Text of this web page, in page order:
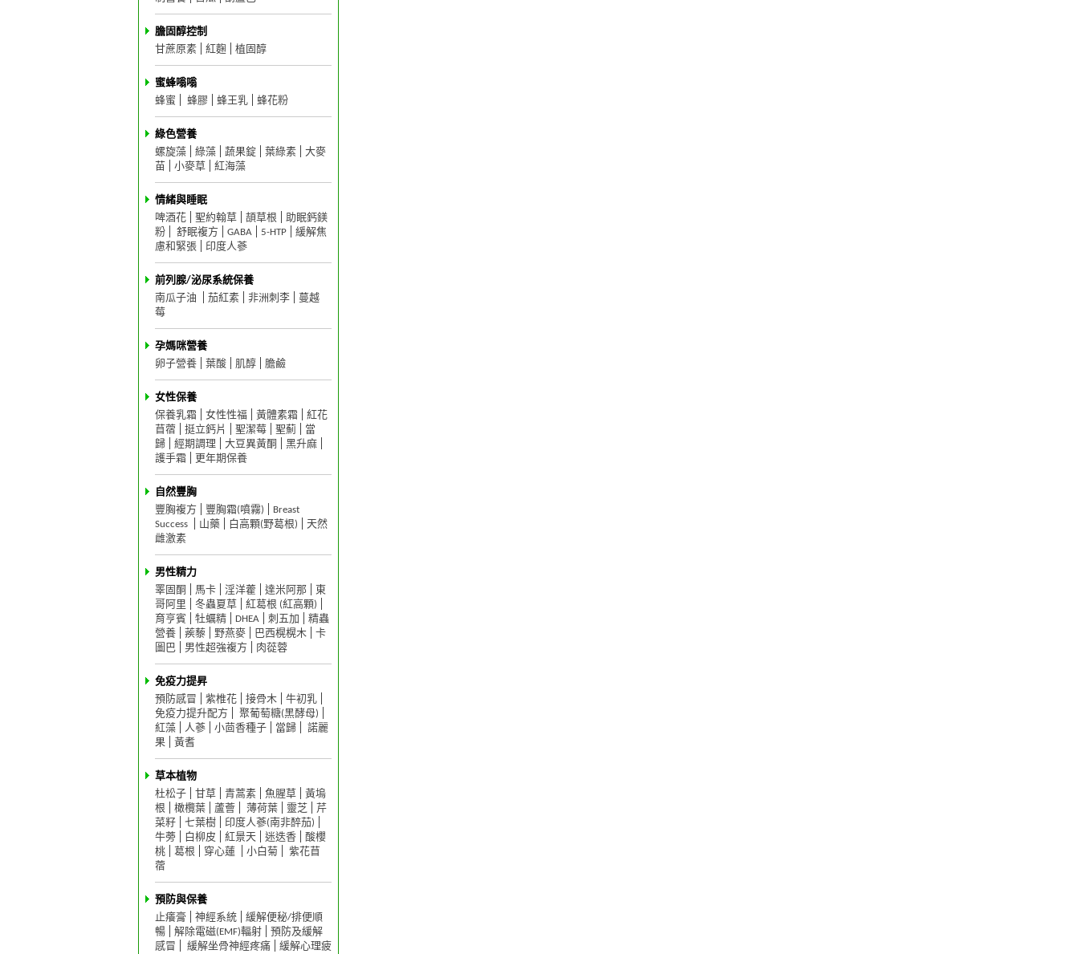
膽固醇控制
甘蔗原素
紅麴 植固醇
蜜蜂嗡嗡
蜂蜜
蜂膠 蜂王乳 蜂花粉
綠色營養
螺旋藻
綠藻 蔬果錠 葉綠素
大麥
苗
小麥草 紅海藻
情緒與睡眠
啤酒花
聖約翰草 頡草根
助眠鈣鎂
粉
舒眠複方 GABA 5-HTP
緩解焦
慮和緊張
印度人蔘
前列腺/泌尿系統保養
南瓜子油
茄紅素 非洲刺李
蔓越
莓
孕媽咪營養
卵子營養
葉酸 肌醇 膽鹼
女性保養
保養乳霜
女性性福 黃體素霜
紅花
苜蓿
挺立鈣片 聖潔莓 聖薊
當
歸
經期調理 大豆異黃酮
黑升麻
護手霜
更年期保養
自然豐胸
豐胸複方
豐胸霜(噴霧)
Breast
Success
山藥 白高顆(野葛根)
天然
雌激素
男性精力
睪固酮
馬卡 淫洋藿 達米阿那
東
哥阿里
冬蟲夏草
紅葛根 (紅高顆)
育亨賓
牡蠣精 DHEA 刺五加
精蟲
營養
蒺藜 野燕麥 巴西榥榥木
卡
圖巴
男性超強複方 肉蓯蓉
免疫力提昇
預防感冒
紫椎花 接骨木
牛初乳
免疫力提升配方
聚葡萄糖(黑酵母)
紅藻
人蔘 小茴香種子 當歸
諾麗
果
黃耆
草本植物
杜松子
甘草 青蒿素 魚腥草
黃塢
根
橄欖葉 蘆薈 薄荷葉 靈芝
芹
菜籽
七葉樹
印度人蔘(南非醉茄)
牛蒡
白柳皮 紅景天 迷迭香
酸櫻
桃
葛根 穿心蓮 小白菊
紫花苜
蓿
預防與保養
止癢膏
神經系統
緩解便秘/排便順
暢
解除電磁(EMF)輻射
預防及緩解
感冒
緩解坐骨神經疼痛 緩解心理疲